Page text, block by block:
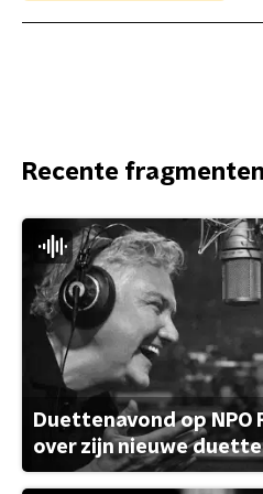
Recente fragmenten
Duettenavond op NPO
over zijn nieuwe